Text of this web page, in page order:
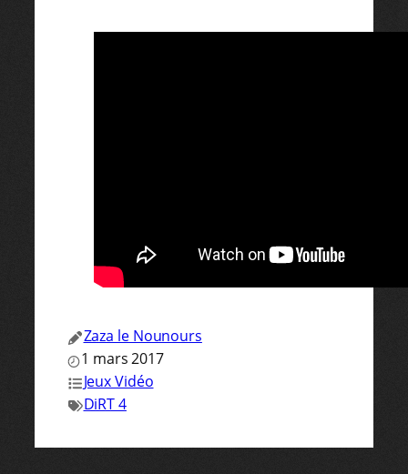
Zaza le Nounours
1 mars 2017
Jeux Vidéo
DiRT 4